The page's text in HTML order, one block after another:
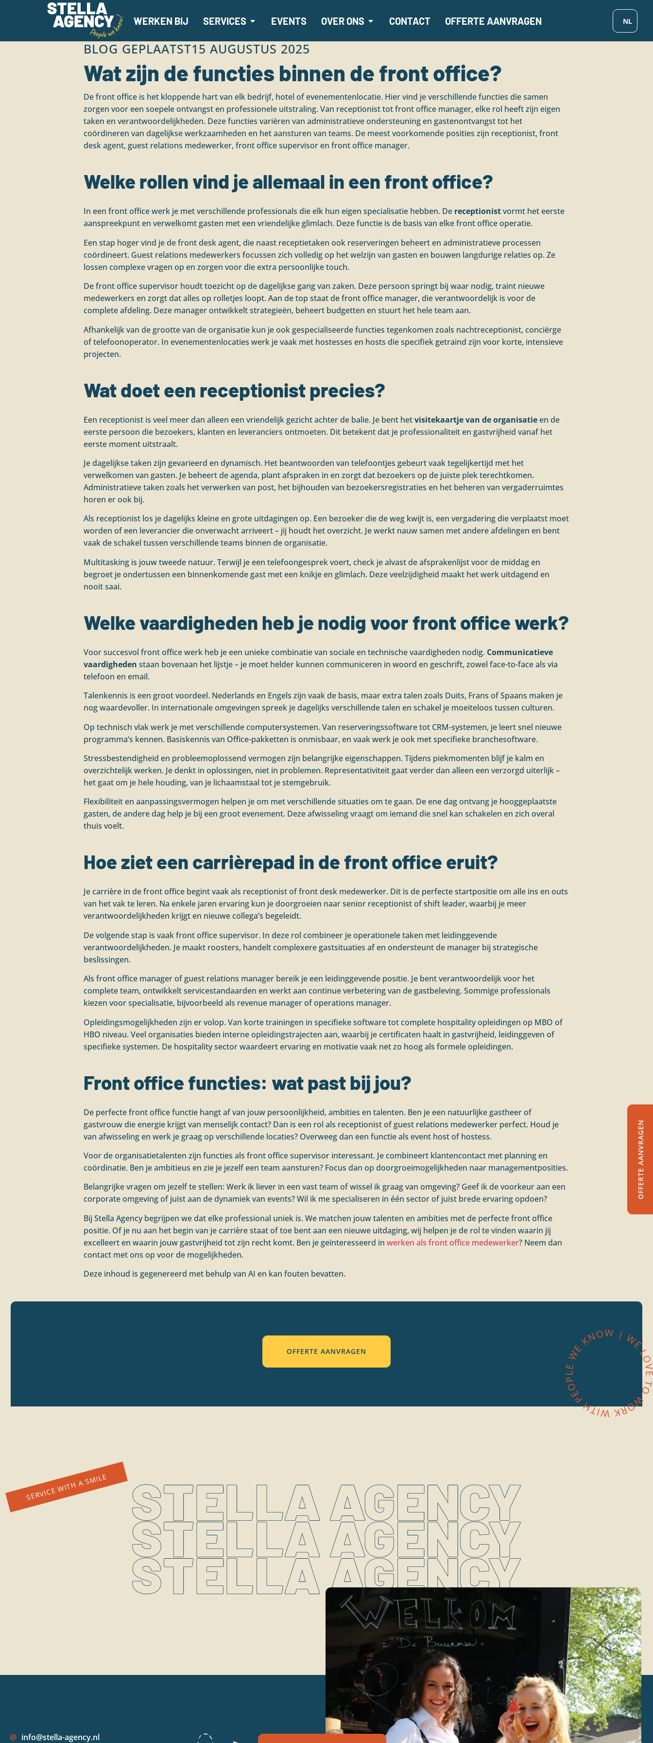
WERKEN BIJ SERVICES EVENTS OVER ONS CONTACT OFFERTE AANVRAGEN
OFFERTE AANVRAGEN
BLOG GEPLAATST15 AUGUSTUS 2025
Wat zijn de functies binnen de front office?
De front office is het kloppende hart van elk bedrijf, hotel of evenementenlocatie. Hier vind je verschillende functies die samen
zorgen voor een soepele ontvangst en professionele uitstraling. Van receptionist tot front office manager, elke rol heeft zijn eigen
taken en verantwoordelijkheden. Deze functies variëren van administratieve ondersteuning en gastenontvangst tot het
coördineren van dagelijkse werkzaamheden en het aansturen van teams. De meest voorkomende posities zijn receptionist, front
desk agent, guest relations medewerker, front office supervisor en front office manager.
Welke rollen vind je allemaal in een front office?
In een front office werk je met verschillende professionals die elk hun eigen specialisatie hebben. De receptionistvormt het eerste
aanspreekpunt en verwelkomt gasten met een vriendelijke glimlach. Deze functie is de basis van elke front office operatie.
Een stap hoger vind je de front desk agent, die naast receptietaken ook reserveringen beheert en administratieve processen
coördineert. Guest relations medewerkers focussen zich volledig op het welzijn van gasten en bouwen langdurige relaties op. Ze
lossen complexe vragen op en zorgen voor die extra persoonlijke touch.
De front office supervisor houdt toezicht op de dagelijkse gang van zaken. Deze persoon springt bij waar nodig, traint nieuwe
medewerkers en zorgt dat alles op rolletjes loopt. Aan de top staat de front office manager, die verantwoordelijk is voor de
complete afdeling. Deze manager ontwikkelt strategieën, beheert budgetten en stuurt het hele team aan.
Afhankelijk van de grootte van de organisatie kun je ook gespecialiseerde functies tegenkomen zoals nachtreceptionist, conciërge
of telefoonoperator. In evenementenlocaties werk je vaak met hostesses en hosts die specifiek getraind zijn voor korte, intensieve
projecten.
Wat doet een receptionist precies?
Een receptionist is veel meer dan alleen een vriendelijk gezicht achter de balie. Je bent hetvisitekaartje van de organisatieen de
eerste persoon die bezoekers, klanten en leveranciers ontmoeten. Dit betekent dat je professionaliteit en gastvrijheid vanaf het
eerste moment uitstraalt.
Je dagelijkse taken zijn gevarieerd en dynamisch. Het beantwoorden van telefoontjes gebeurt vaak tegelijkertijd met het
verwelkomen van gasten. Je beheert de agenda, plant afspraken in en zorgt dat bezoekers op de juiste plek terechtkomen.
Administratieve taken zoals het verwerken van post, het bijhouden van bezoekersregistraties en het beheren van vergaderruimtes
horen er ook bij.
Als receptionist los je dagelijks kleine en grote uitdagingen op. Een bezoeker die de weg kwijt is, een vergadering die verplaatst moet
worden of een leverancier die onverwacht arriveert – jij houdt het overzicht. Je werkt nauw samen met andere afdelingen en bent
vaak de schakel tussen verschillende teams binnen de organisatie.
Multitasking is jouw tweede natuur. Terwijl je een telefoongesprek voert, check je alvast de afsprakenlijst voor de middag en
begroet je ondertussen een binnenkomende gast met een knikje en glimlach. Deze veelzijdigheid maakt het werk uitdagend en
nooit saai.
Welke vaardigheden heb je nodig voor front office werk?
Voor succesvol front office werk heb je een unieke combinatie van sociale en technische vaardigheden nodig. Communicatieve
vaardigheden staan bovenaan het lijstje – je moet helder kunnen communiceren in woord en geschrift, zowel face-to-face als via
telefoon en email.
Talenkennis is een groot voordeel. Nederlands en Engels zijn vaak de basis, maar extra talen zoals Duits, Frans of Spaans maken je
nog waardevoller. In internationale omgevingen spreek je dagelijks verschillende talen en schakel je moeiteloos tussen culturen.
Op technisch vlak werk je met verschillende computersystemen. Van reserveringssoftware tot CRM-systemen, je leert snel nieuwe
programma’s kennen. Basiskennis van Office-pakketten is onmisbaar, en vaak werk je ook met specifieke branchesoftware.
Stressbestendigheid en probleemoplossend vermogen zijn belangrijke eigenschappen. Tijdens piekmomenten blijf je kalm en
overzichtelijk werken. Je denkt in oplossingen, niet in problemen. Representativiteit gaat verder dan alleen een verzorgd uiterlijk –
het gaat om je hele houding, van je lichaamstaal tot je stemgebruik.
Flexibiliteit en aanpassingsvermogen helpen je om met verschillende situaties om te gaan. De ene dag ontvang je hooggeplaatste
gasten, de andere dag help je bij een groot evenement. Deze afwisseling vraagt om iemand die snel kan schakelen en zich overal
thuis voelt.
Hoe ziet een carrièrepad in de front office eruit?
Je carrière in de front office begint vaak als receptionist of front desk medewerker. Dit is de perfecte startpositie om alle ins en outs
van het vak te leren. Na enkele jaren ervaring kun je doorgroeien naar senior receptionist of shift leader, waarbij je meer
verantwoordelijkheden krijgt en nieuwe collega’s begeleidt.
De volgende stap is vaak front office supervisor. In deze rol combineer je operationele taken met leidinggevende
verantwoordelijkheden. Je maakt roosters, handelt complexere gastsituaties af en ondersteunt de manager bij strategische
beslissingen.
Als front office manager of guest relations manager bereik je een leidinggevende positie. Je bent verantwoordelijk voor het
complete team, ontwikkelt servicestandaarden en werkt aan continue verbetering van de gastbeleving. Sommige professionals
kiezen voor specialisatie, bijvoorbeeld als revenue manager of operations manager.
Opleidingsmogelijkheden zijn er volop. Van korte trainingen in specifieke software tot complete hospitality opleidingen op MBO of
HBO niveau. Veel organisaties bieden interne opleidingstrajecten aan, waarbij je certificaten haalt in gastvrijheid, leidinggeven of
specifieke systemen. De hospitality sector waardeert ervaring en motivatie vaak net zo hoog als formele opleidingen.
Front office functies: wat past bij jou?
De perfecte front office functie hangt af van jouw persoonlijkheid, ambities en talenten. Ben je een natuurlijke gastheer of
gastvrouw die energie krijgt van menselijk contact? Dan is een rol als receptionist of guest relations medewerker perfect. Houd je
van afwisseling en werk je graag op verschillende locaties? Overweeg dan een functie als event host of hostess.
Voor de organisatietalenten zijn functies als front office supervisor interessant. Je combineert klantencontact met planning en
coördinatie. Ben je ambitieus en zie je jezelf een team aansturen? Focus dan op doorgroeimogelijkheden naar managementposities.
Belangrijke vragen om jezelf te stellen: Werk ik liever in een vast team of wissel ik graag van omgeving? Geef ik de voorkeur aan een
corporate omgeving of juist aan de dynamiek van events? Wil ik me specialiseren in één sector of juist brede ervaring opdoen?
Bij Stella Agency begrijpen we dat elke professional uniek is. We matchen jouw talenten en ambities met de perfecte front office
positie. Of je nu aan het begin van je carrière staat of toe bent aan een nieuwe uitdaging, wij helpen je de rol te vinden waarin jij
excelleert en waarin jouw gastvrijheid tot zijn recht komt. Ben je geïnteresseerd in werken als front office medewerker? Neem dan
contact met ons op voor de mogelijkheden.
Deze inhoud is gegenereerd met behulp van AI en kan fouten bevatten.
OFFERTE AANVRAGEN
@ info@stella-agency.nl